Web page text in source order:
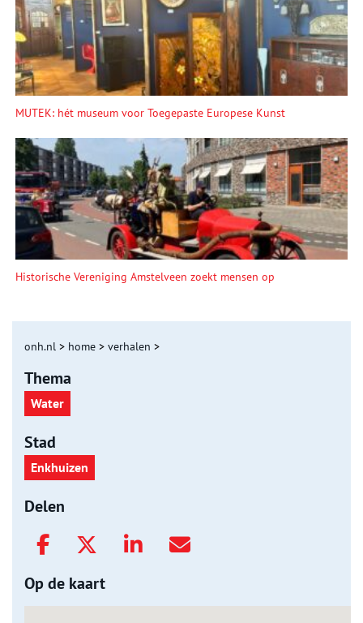
MUTEK: hét museum voor Toegepaste Europese Kunst
Historische Vereniging Amstelveen zoekt mensen op
onh.nl > home > verhalen >
Thema
Water
Stad
Enkhuizen
Delen
Op de kaart